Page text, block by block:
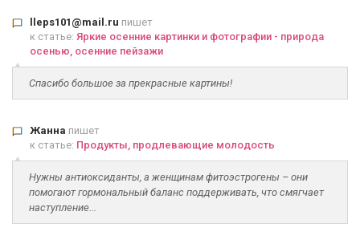
lleps101@mail.ru пишет
к статье: Яркие осенние картинки и фотографии - природа
осенью, осенние пейзажи
Спасибо большое за прекрасные картины!
Жанна пишет
к статье: Продукты, продлевающие молодость
Нужны антиоксиданты, а женщинам фитоэстрогены – они
помогают гормональный баланс поддерживать, что смягчает
наступление...